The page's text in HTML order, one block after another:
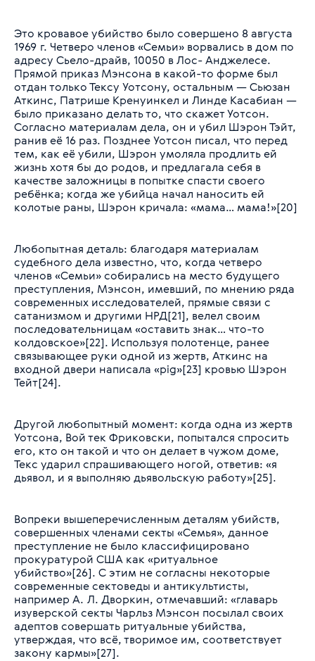
Это кровавое убийство было совершено 8 августа
1969 г. Четверо членов «Семьи» ворвались в дом по
адресу Сьело-драйв, 10050 в Лос- Анджелесе.
Прямой приказ Мэнсона в какой-то форме был
отдан только Тексу Уотсону, остальным — Сьюзан
Аткинс, Патрише Кренуинкел и Линде Касабиан —
было приказано делать то, что скажет Уотсон.
Согласно материалам дела, он и убил Шэрон Тэйт,
ранив её 16 раз. Позднее Уотсон писал, что перед
тем, как её убили, Шэрон умоляла продлить ей
жизнь хотя бы до родов, и предлагала себя в
качестве заложницы в попытке спасти своего
ребёнка; когда же убийца начал наносить ей
колотые раны, Шэрон кричала: «мама… мама!»[20]
Любопытная деталь: благодаря материалам
судебного дела известно, что, когда четверо
членов «Семьи» собирались на место будущего
преступления, Мэнсон, имевший, по мнению ряда
современных исследователей, прямые связи с
сатанизмом и другими НРД[21], велел своим
последовательницам «оставить знак… что-то
колдовское»[22]. Используя полотенце, ранее
связывающее руки одной из жертв, Аткинс на
входной двери написала «pig»[23] кровью Шэрон
Тейт[24].
Другой любопытный момент: когда одна из жертв
Уотсона, Вой тек Фриковски, попытался спросить
его, кто он такой и что он делает в чужом доме,
Текс ударил спрашивающего ногой, ответив: «я
дьявол, и я выполняю дьявольскую работу»[25].
Вопреки вышеперечисленным деталям убийств,
совершенных членами секты «Семья», данное
преступление не было классифицировано
прокуратурой США как «ритуальное
убийство»[26]. С этим не согласны некоторые
современные сектоведы и антикультисты,
например А. Л. Дворкин, отмечавший: «главарь
изуверской секты Чарльз Мэнсон посылал своих
адептов совершать ритуальные убийства,
утверждая, что всё, творимое им, соответствует
закону кармы»[27].